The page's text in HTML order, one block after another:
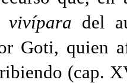
vivípara del
Goti, quien
(cap.